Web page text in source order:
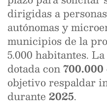
dirigidas a
autónomas y
municipios de la
5.000 habitantes.
dotada con
objetivo respaldar
durante 2025.